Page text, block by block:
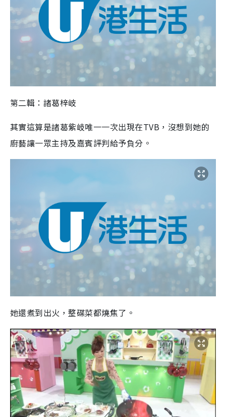
第二輯：諸葛梓岐
其實這算是諸葛紫岐唯一一次出現在TVB，沒想到她的
廚藝讓一眾主持及嘉賓評判給予負分。
她還煮到出火，整碟菜都燒焦了。